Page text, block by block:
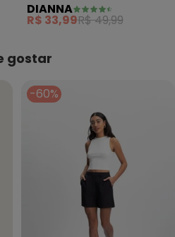
Estampa de Frutas
Bege
DIANNA
R$ 33,99R$ 49,99
gostar
-60%